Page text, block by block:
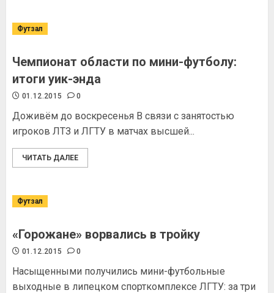
Футзал
Чемпионат области по мини-футболу:
итоги уик-энда
01.12.2015 0
Доживём до воскресенья В связи с занятостью
игроков ЛТЗ и ЛГТУ в матчах высшей...
ЧИТАТЬ ДАЛЕЕ
Футзал
«Горожане» ворвались в тройку
01.12.2015 0
Насыщенными получились мини-футбольные
выходные в липецком спорткомплексе ЛГТУ: за три